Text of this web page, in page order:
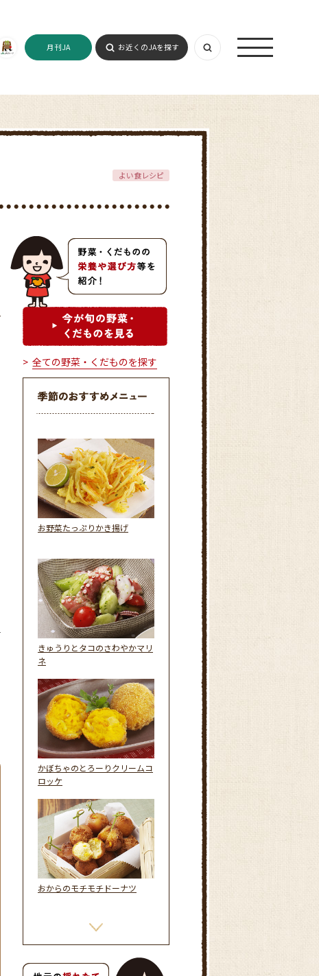
月刊JA お近くのJAを探す
よい食レシピ
全ての野菜・くだものを探す
お野菜たっぷりかき揚げ
きゅうりとタコのさわやかマリ
ネ
かぼちゃのとろーりクリームコ
ロッケ
おからのモチモチドーナツ